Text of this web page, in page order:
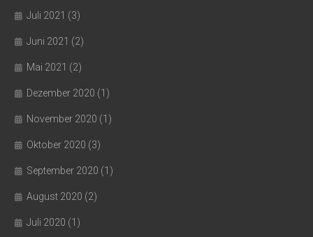
Juli 2021 (3)
Juni 2021 (2)
Mai 2021 (2)
Dezember 2020 (1)
November 2020 (1)
Oktober 2020 (3)
September 2020 (1)
August 2020 (2)
Juli 2020 (1)